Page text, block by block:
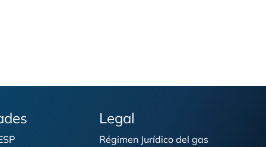
Legal
Régimen Jurídico del gas